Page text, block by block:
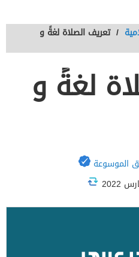
/ تعريف الصلاة لغةً و
لغةً و
الموسوعة